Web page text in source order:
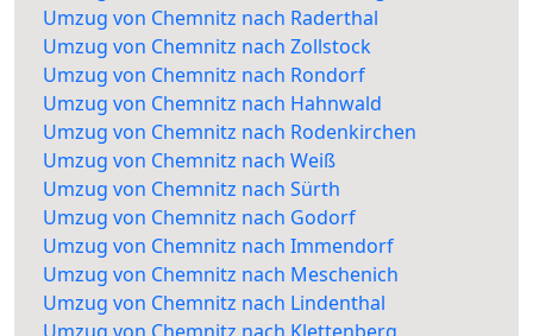
Umzug von Chemnitz nach Raderthal
Umzug von Chemnitz nach Zollstock
Umzug von Chemnitz nach Rondorf
Umzug von Chemnitz nach Hahnwald
Umzug von Chemnitz nach Rodenkirchen
Umzug von Chemnitz nach Weiß
Umzug von Chemnitz nach Sürth
Umzug von Chemnitz nach Godorf
Umzug von Chemnitz nach Immendorf
Umzug von Chemnitz nach Meschenich
Umzug von Chemnitz nach Lindenthal